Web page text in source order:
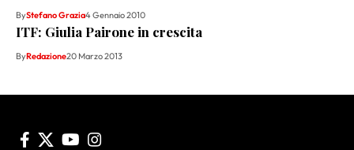
ByStefano Grazia4 Gennaio 2010
ITF: Giulia Pairone in crescita
ByRedazione20 Marzo 2013